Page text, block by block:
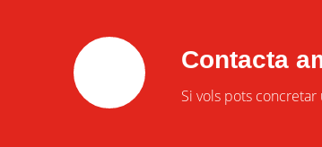
Contacta
Si vols pots